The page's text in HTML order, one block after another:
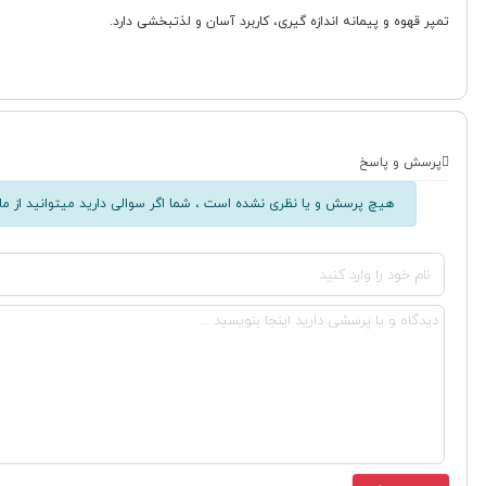
تمپر قهوه و پیمانه اندازه گیری، کاربرد آسان و لذتبخشی دارد.
پرسش و پاسخ
هیچ پرسش و یا نظری نشده است ، شما اگر سوالی دارید میتوانید از